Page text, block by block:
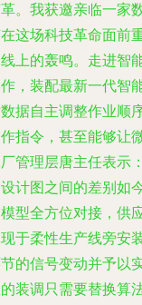
。我获邀亲临一家
这场科技革命面前
上的轰鸣。走进智
，装配最新一代智
据自主调整作业顺
指令，甚至能够让
管理层唐主任表示
计图之间的差别如
型全方位对接，供
于柔性生产线旁安
的信号变动并予以
装调只需要替换算